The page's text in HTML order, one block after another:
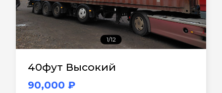
1/12
40фут Высокий
90,000 ₽